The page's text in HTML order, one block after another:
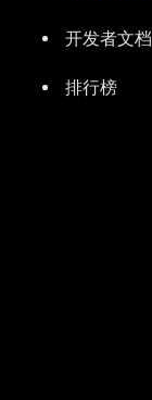
开发者文档
排行榜